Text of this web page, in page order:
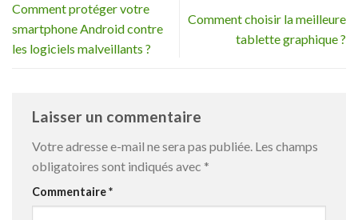
Comment protéger votre
smartphone Android contre
les logiciels malveillants ?
Comment choisir la meilleure
tablette graphique ?
Laisser un commentaire
Votre adresse e-mail ne sera pas publiée. Les champs
obligatoires sont indiqués avec *
Commentaire*